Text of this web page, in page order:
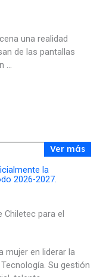
una realidad
de las pantallas
...
Ver más
Chiletec para el
mujer en liderar la
Su gestión